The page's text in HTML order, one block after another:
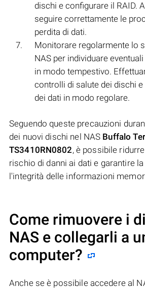
dischi e configurare il RAID.
seguire correttamente le
perdita di dati.
Monitorare regolarmente lo
NAS per individuare
in modo tempestivo.
controlli di salute dei dischi
dei dati in modo regolare.
Seguendo queste precauzioni
dei nuovi dischi nel NAS Buffalo
TS3410RN0802, è possibile
rischio di danni ai dati e garantire
l'integrità delle informazioni
Come rimuovere i
NAS e collegarli a
computer?
Anche se è possibile accedere al